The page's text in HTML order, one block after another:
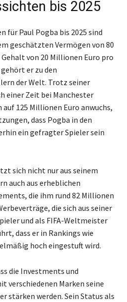
bis 2025
für Paul Pogba bis 2025 sind
geschätzten Vermögen von 80
von 20 Millionen Euro pro
er zu den
der Welt. Trotz seiner
einer Zeit bei Manchester
125 Millionen Euro anwuchs,
dass Pogba in den
ein gefragter Spieler sein
sich nicht nur aus seinem
auch aus erheblichen
die ihm rund 82 Millionen
die sich aus seiner
und als FIFA-Weltmeister
dass er in Rankings wie
hoch eingestuft wird.
die Investments und
verschiedenen Marken seine
stärken werden. Sein Status als